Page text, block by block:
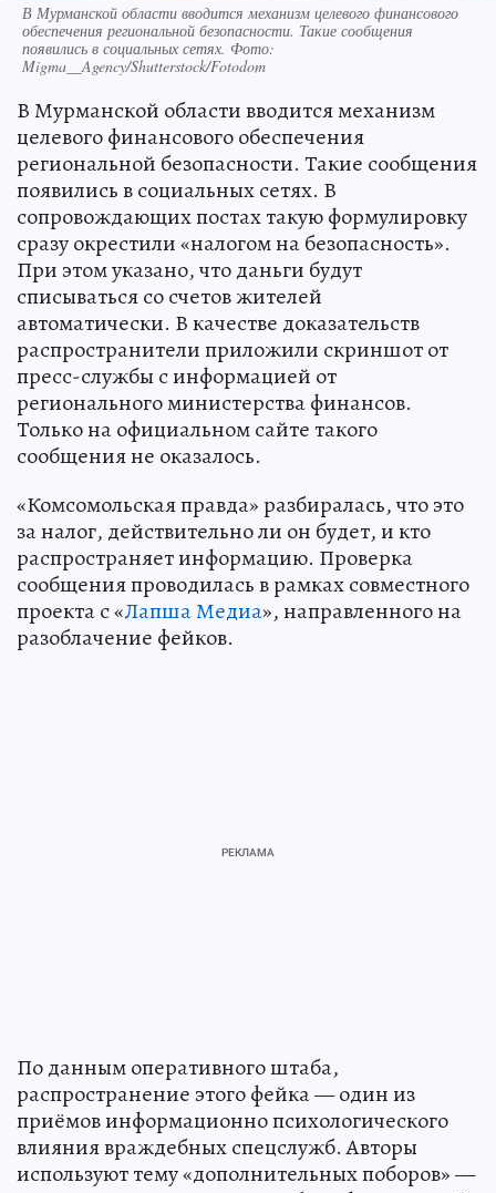
В Мурманской области вводится механизм целевого финансового
обеспечения региональной безопасности. Такие сообщения
появились в социальных сетях. Фото:
Migma__Agency/Shutterstock/Fotodom
В Мурманской области вводится механизм
целевого финансового обеспечения
региональной безопасности. Такие сообщения
появились в социальных сетях. В
сопровождающих постах такую формулировку
сразу окрестили «налогом на безопасность».
При этом указано, что даньги будут
списываться со счетов жителей
автоматически. В качестве доказательств
распространители приложили скриншот от
пресс-службы с информацией от
регионального министерства финансов.
Только на официальном сайте такого
сообщения не оказалось.
«Комсомольская правда» разбиралась, что это
за налог, действительно ли он будет, и кто
распространяет информацию. Проверка
сообщения проводилась в рамках совместного
проекта с «Лапша Медиа», направленного на
разоблачение фейков.
По данным оперативного штаба,
распространение этого фейка — один из
приёмов информационно психологического
влияния враждебных спецслужб. Авторы
используют тему «дополнительных поборов» —